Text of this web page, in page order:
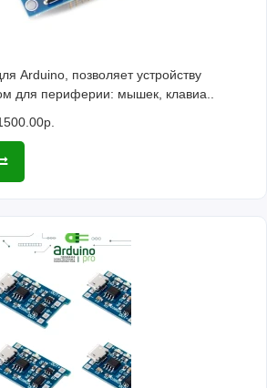
Arduino, позволяет устройству
для периферии: мышек, клавиа..